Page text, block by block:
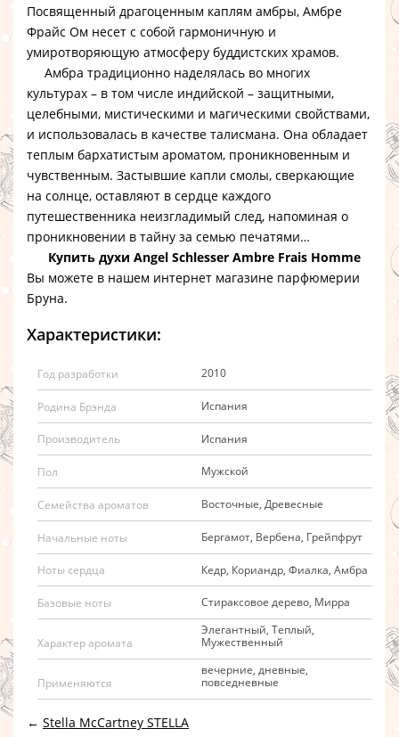
Посвященный драгоценным каплям амбры, Амбре
Фрайс Ом несет с собой гармоничную и
умиротворяющую атмосферу буддистских храмов.
Амбра традиционно наделялась во многих
культурах – в том числе индийской – защитными,
целебными, мистическими и магическими свойствами,
и использовалась в качестве талисмана. Она обладает
теплым бархатистым ароматом, проникновенным и
чувственным. Застывшие капли смолы, сверкающие
на солнце, оставляют в сердце каждого
путешественника неизгладимый след, напоминая о
проникновении в тайну за семью печатями…
Купить духи Angel Schlesser Ambre Frais Homme
Вы можете в нашем интернет магазине парфюмерии
Бруна.
Характеристики:
Год разработки 2010
Родина Брэнда Испания
Производитель Испания
Пол Мужской
Семейства ароматов Восточные, Древесные
Начальные ноты Бергамот, Вербена, Грейпфрут
Ноты сердца Кедр, Кориандр, Фиалка, Амбра
Базовые ноты Стираксовое дерево, Мирра
Характер аромата
Элегантный, Теплый,
Мужественный
Применяются
вечерние, дневные,
повседневные
← Stella McCartney STELLA